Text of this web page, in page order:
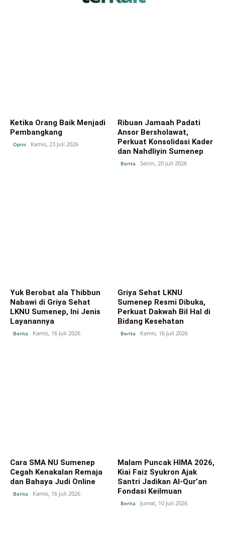
Ketika Orang Baik Menjadi
Pembangkang
Opini Kamis, 23 Juli 2026
Ribuan Jamaah Padati
Ansor Bersholawat,
Perkuat Konsolidasi Kader
dan Nahdliyin Sumenep
Berita Senin, 20 Juli 2026
Yuk Berobat ala Thibbun
Nabawi di Griya Sehat
LKNU Sumenep, Ini Jenis
Layanannya
Berita Kamis, 16 Juli 2026
Griya Sehat LKNU
Sumenep Resmi Dibuka,
Perkuat Dakwah Bil Hal di
Bidang Kesehatan
Berita Kamis, 16 Juli 2026
Cara SMA NU Sumenep
Cegah Kenakalan Remaja
dan Bahaya Judi Online
Berita Kamis, 16 Juli 2026
Malam Puncak HIMA 2026,
Kiai Faiz Syukron Ajak
Santri Jadikan Al-Qur’an
Fondasi Keilmuan
Berita Jumat, 10 Juli 2026